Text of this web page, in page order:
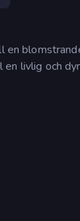
en
livlig och